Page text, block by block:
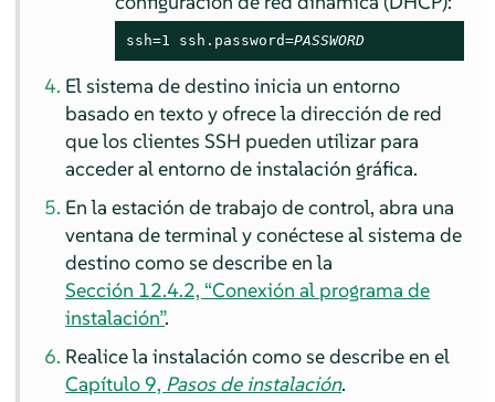
ssh=1 ssh.password=PASSWORD
El sistema de destino inicia un entorno
basado en texto y ofrece la dirección de red
que los clientes SSH pueden utilizar para
acceder al entorno de instalación gráfica.
En la estación de trabajo de control, abra una
ventana de terminal y conéctese al sistema de
destino como se describe en la
Sección 12.4.2, “Conexión al programa de
instalación”.
Realice la instalación como se describe en el
Capítulo 9, Pasos de instalación.